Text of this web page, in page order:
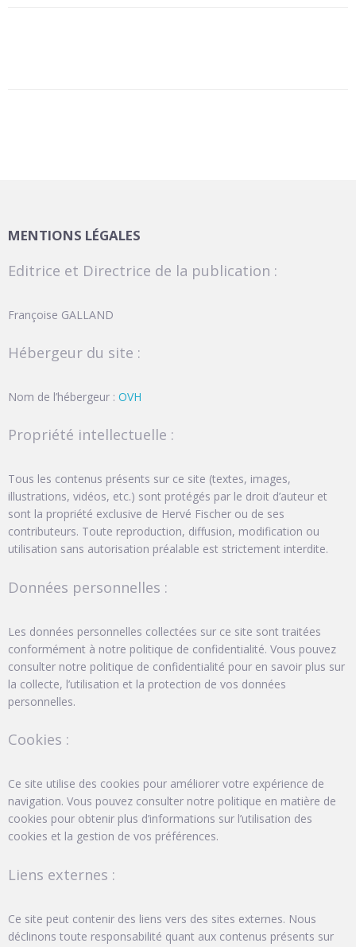
MENTIONS LÉGALES
Editrice et Directrice de la publication :
Françoise GALLAND
Hébergeur du site :
Nom de l’hébergeur : OVH
Propriété intellectuelle :
Tous les contenus présents sur ce site (textes, images,
illustrations, vidéos, etc.) sont protégés par le droit d’auteur et
sont la propriété exclusive de Hervé Fischer ou de ses
contributeurs. Toute reproduction, diffusion, modification ou
utilisation sans autorisation préalable est strictement interdite.
Données personnelles :
Les données personnelles collectées sur ce site sont traitées
conformément à notre politique de confidentialité. Vous pouvez
consulter notre politique de confidentialité pour en savoir plus sur
la collecte, l’utilisation et la protection de vos données
personnelles.
Cookies :
Ce site utilise des cookies pour améliorer votre expérience de
navigation. Vous pouvez consulter notre politique en matière de
cookies pour obtenir plus d’informations sur l’utilisation des
cookies et la gestion de vos préférences.
Liens externes :
Ce site peut contenir des liens vers des sites externes. Nous
déclinons toute responsabilité quant aux contenus présents sur